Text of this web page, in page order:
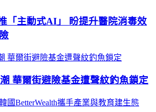
「主動式AI」 盼提升醫院消毒效
華爾街避險基金遭聲紋釣魚鎖定